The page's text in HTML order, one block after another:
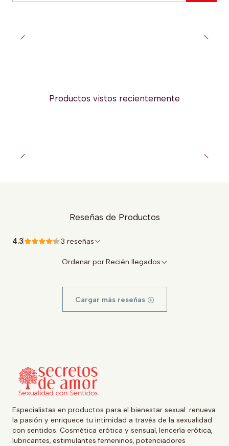
Productos vistos recientemente
Reseñas de Productos
4.3 3 reseñas
Ordenar por:Recién llegados
Cargar más reseñas
Especialistas en productos para el bienestar sexual. renueva
la pasión y enriquece tu intimidad a través de la sexualidad
con sentidos. Cosmética erótica y sensual, lencería erótica,
lubricantes, estimulantes femeninos, potenciadores